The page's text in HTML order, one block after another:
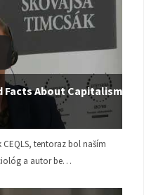
About Capitalism |
tentoraz bol naším
a autor be…